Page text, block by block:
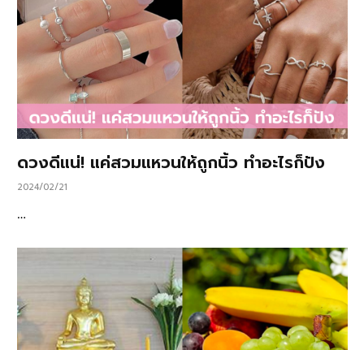
ดวงดีแน่! แค่สวมแหวนให้ถูกนิ้ว ทำอะไรก็ปัง
2024/02/21
…